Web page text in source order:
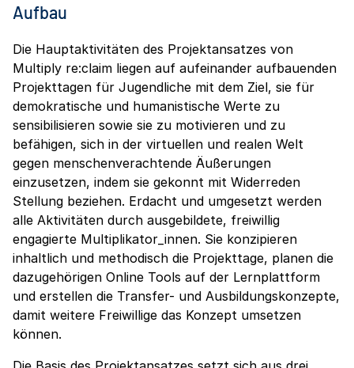
Aufbau
Die Hauptaktivitäten des Projektansatzes von
Multiply re:claim liegen auf aufeinander aufbauenden
Projekttagen für Jugendliche mit dem Ziel, sie für
demokratische und humanistische Werte zu
sensibilisieren sowie sie zu motivieren und zu
befähigen, sich in der virtuellen und realen Welt
gegen menschenverachtende Äußerungen
einzusetzen, indem sie gekonnt mit Widerreden
Stellung beziehen. Erdacht und umgesetzt werden
alle Aktivitäten durch ausgebildete, freiwillig
engagierte Multiplikator_innen. Sie konzipieren
inhaltlich und methodisch die Projekttage, planen die
dazugehörigen Online Tools auf der Lernplattform
und erstellen die Transfer- und Ausbildungskonzepte,
damit weitere Freiwillige das Konzept umsetzen
können.